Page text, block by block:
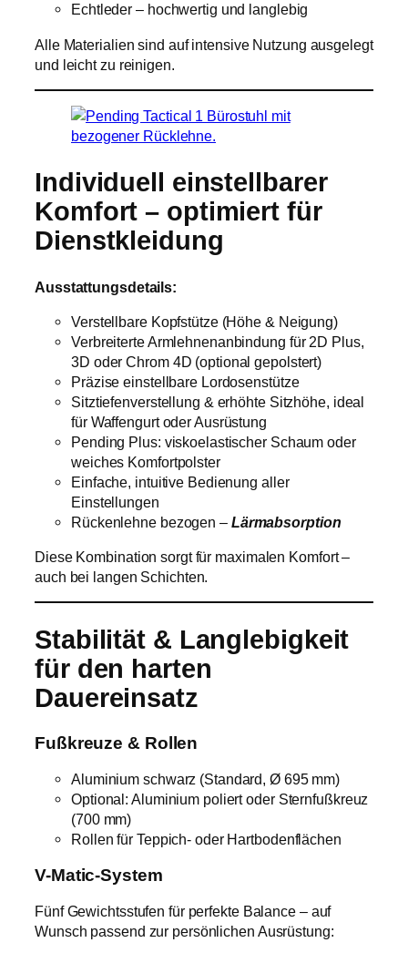
Echtleder – hochwertig und langlebig
Alle Materialien sind auf intensive Nutzung ausgelegt
und leicht zu reinigen.
Individuell einstellbarer
Komfort – optimiert für
Dienstkleidung
Ausstattungsdetails:
Verstellbare Kopfstütze (Höhe & Neigung)
Verbreiterte Armlehnenanbindung für 2D Plus,
3D oder Chrom 4D (optional gepolstert)
Präzise einstellbare Lordosenstütze
Sitztiefenverstellung & erhöhte Sitzhöhe, ideal
für Waffengurt oder Ausrüstung
Pending Plus: viskoelastischer Schaum oder
weiches Komfortpolster
Einfache, intuitive Bedienung aller
Einstellungen
Rückenlehne bezogen – Lärmabsorption
Diese Kombination sorgt für maximalen Komfort –
auch bei langen Schichten.
Stabilität & Langlebigkeit
für den harten
Dauereinsatz
Fußkreuze & Rollen
Aluminium schwarz (Standard, Ø 695 mm)
Optional: Aluminium poliert oder Sternfußkreuz
(700 mm)
Rollen für Teppich- oder Hartbodenflächen
V-Matic-System
Fünf Gewichtsstufen für perfekte Balance – auf
Wunsch passend zur persönlichen Ausrüstung: